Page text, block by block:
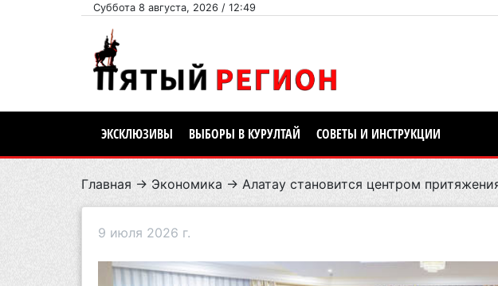
Суббота 8 августа, 2026 / 12:49
ЭКСКЛЮЗИВЫ ВЫБОРЫ В КУРУЛТАЙ СОВЕТЫ И ИНСТРУКЦИИ
Главная → Экономика → Алатау становится центром
9 июля 2026 г.